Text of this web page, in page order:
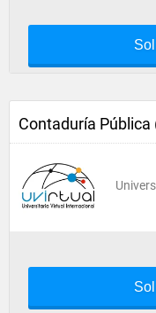
Contaduría Pública